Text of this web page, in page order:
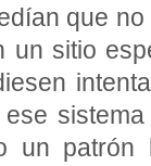
que
un sitio
un patrón